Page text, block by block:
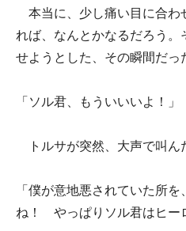
本当に、少し痛い目に合わ
れば、なんとかなるだろう
せようとした、その瞬間だっ
「ソル君、もういいいよ！」
トルサが突然、大声で叫ん
「僕が意地悪されていた所
ね！ やっぱりソル君はヒー